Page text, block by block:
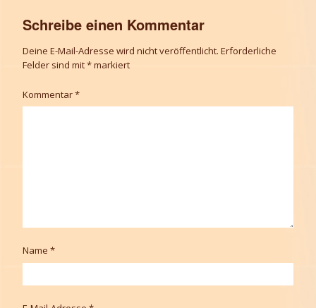
Schreibe einen Kommentar
Deine E-Mail-Adresse wird nicht veröffentlicht. Erforderliche
Felder sind mit*markiert
Kommentar*
Name *